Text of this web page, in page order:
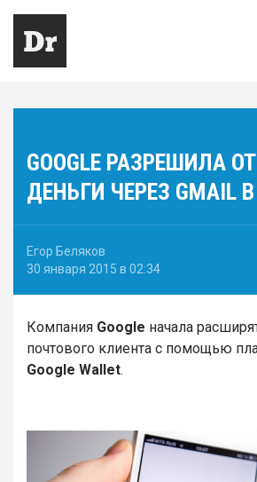
GOOGLE РАЗРЕШИЛА
ДЕНЬГИ ЧЕРЕЗ GMAIL
Егор Беляков
30 января 2015 в 02:34
Компания Google начала
почтового клиента с помощью
Google Wallet.